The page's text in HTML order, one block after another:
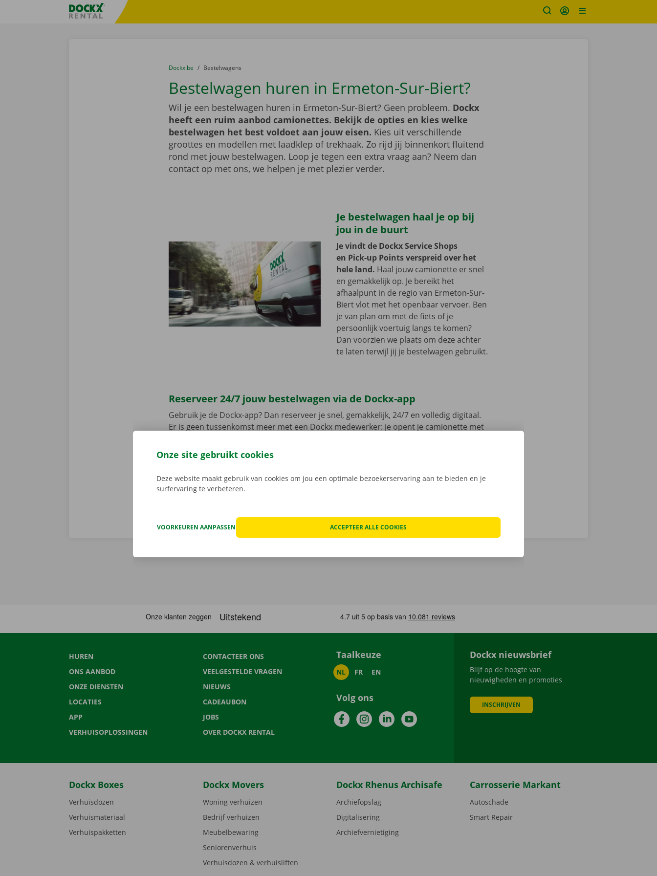
Taalselectie overslaanFratello DEMO
U bevindt zich hier:
van
Dockx.be naar
Bestelwagens
Bestelwagen huren in Ermeton-Sur-Biert?
Wil je een bestelwagen huren in Ermeton-Sur-Biert? Geen probleem. Dockx
heeft een ruim aanbod camionettes. Bekijk de opties en kies welke
bestelwagen het best voldoet aan jouw eisen. Kies uit verschillende
groottes en modellen met laadklep of trekhaak. Zo rijd jij binnenkort fluitend
rond met jouw bestelwagen. Loop je tegen een extra vraag aan? Neem dan
contact op met ons, we helpen je met plezier verder.
Je bestelwagen haal je op bij
jou in de buurt
Je vindt de Dockx Service Shops
en Pick-up Points verspreid over het
hele land. Haal jouw camionette er snel
en gemakkelijk op. Je bereikt het
afhaalpunt in de regio van Ermeton-Sur-
Biert vlot met het openbaar vervoer. Ben
je van plan om met de fiets of je
persoonlijk voertuig langs te komen?
Dan voorzien we plaats om deze achter
te laten terwijl jij je bestelwagen gebruikt.
Reserveer 24/7 jouw bestelwagen via de Dockx-app
Gebruik je de Dockx-app? Dan reserveer je snel, gemakkelijk, 24/7 en volledig digitaal.
Er is geen tussenkomst meer met een Dockx medewerker: je opent je camionette met
Download de gratis app voor Android via de
App Store.
HUREN
ONS AANBOD
ONZE DIENSTEN
LOCATIES
APP
VERHUISOPLOSSINGEN
CONTACTEER ONS
VEELGESTELDE VRAGEN
NIEUWS
CADEAUBON
JOBS
OVER DOCKX RENTAL
Taalkeuze
NL FR EN
Volg ons
FacebookInstagramLinkedInYouTube
Dockx nieuwsbrief
Blijf op de hoogte van
nieuwigheden en promoties
INSCHRIJVEN
Dockx Boxes
Verhuisdozen
Verhuismateriaal
Verhuispakketten
Dockx Movers
Woning verhuizen
Bedrijf verhuizen
Meubelbewaring
Seniorenverhuis
Verhuisdozen & verhuisliften
Dockx Rhenus Archisafe
Archiefopslag
Digitalisering
Archiefvernietiging
Carrosserie Markant
Autoschade
Smart Repair
Onze site gebruikt cookies
Deze website maakt gebruik van cookies om jou een optimale bezoekerservaring aan te bieden en je
surfervaring te verbeteren.
VOORKEUREN AANPASSEN ACCEPTEER ALLE COOKIES